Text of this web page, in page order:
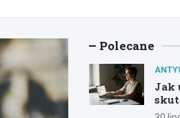
Polecane
Jak